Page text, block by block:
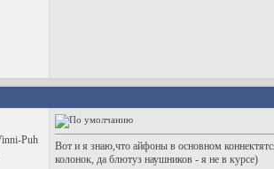
Вот и я знаю,что айфоны в основном
колонок, да блютуз наушников - я не в курсе)